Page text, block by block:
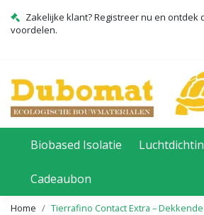
Zakelijke klant? Registreer nu en ontdek
voordelen.
Biobased Isolatie
Cadeaubon
Home Tierrafino Contact Extra –